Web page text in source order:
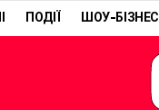
ПОДІЇ ШОУ-БІЗНЕС